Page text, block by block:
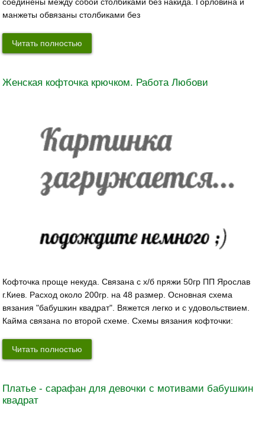
манжеты обвязаны столбиками без
Читать полностью
Женская кофточка крючком. Работа Любови
Кофточка проще некуда. Связана с х/б пряжи 50гр ПП Ярослав
г.Киев. Расход около 200гр. на 48 размер. Основная схема
вязания "бабушкин квадрат". Вяжется легко и с удовольствием.
Кайма связана по второй схеме. Схемы вязания кофточки:
Читать полностью
Платье - сарафан для девочки с мотивами бабушкин
квадрат